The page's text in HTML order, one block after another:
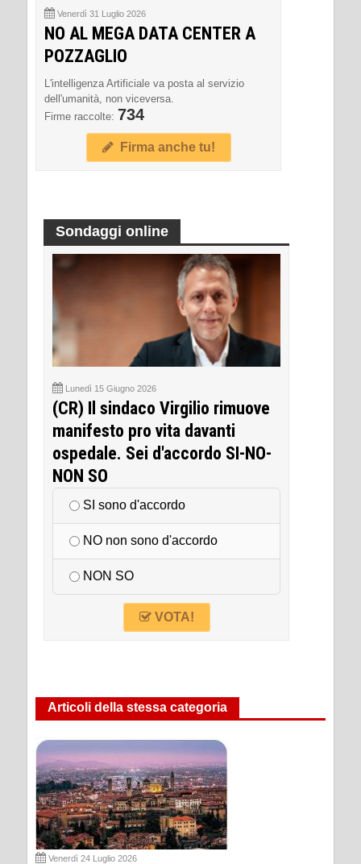
Venerdì 31 Luglio 2026
NO AL MEGA DATA CENTER A
POZZAGLIO
L'intelligenza Artificiale va posta al servizio
dell'umanità, non viceversa.
Firme raccolte: 734
Firma anche tu!
Sondaggi online
Lunedì 15 Giugno 2026
(CR) Il sindaco Virgilio rimuove
manifesto pro vita davanti
ospedale. Sei d'accordo SI-NO-
NON SO
SI sono d'accordo
NO non sono d'accordo
NON SO
VOTA!
Articoli della stessa categoria
Venerdì 24 Luglio 2026